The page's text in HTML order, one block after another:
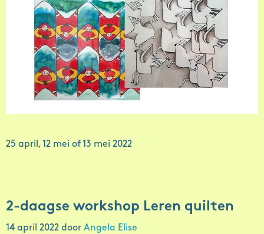
25 april, 12 mei of 13 mei 2022
2-daagse workshop Leren quilten
14 april 2022 door Angela Elise